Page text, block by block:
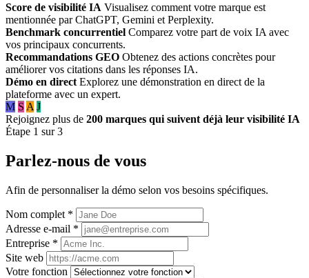
Score de visibilité IA Visualisez comment votre marque est
mentionnée par ChatGPT, Gemini et Perplexity.
Benchmark concurrentiel Comparez votre part de voix IA avec
vos principaux concurrents.
Recommandations GEO Obtenez des actions concrètes pour
améliorer vos citations dans les réponses IA.
Démo en direct Explorez une démonstration en direct de la
plateforme avec un expert.
M S A J
Rejoignez plus de 200 marques qui suivent déjà leur visibilité IA
Étape 1 sur 3
Parlez-nous de vous
Afin de personnaliser la démo selon vos besoins spécifiques.
Nom complet *
Adresse e-mail *
Entreprise *
Site web
Votre fonction